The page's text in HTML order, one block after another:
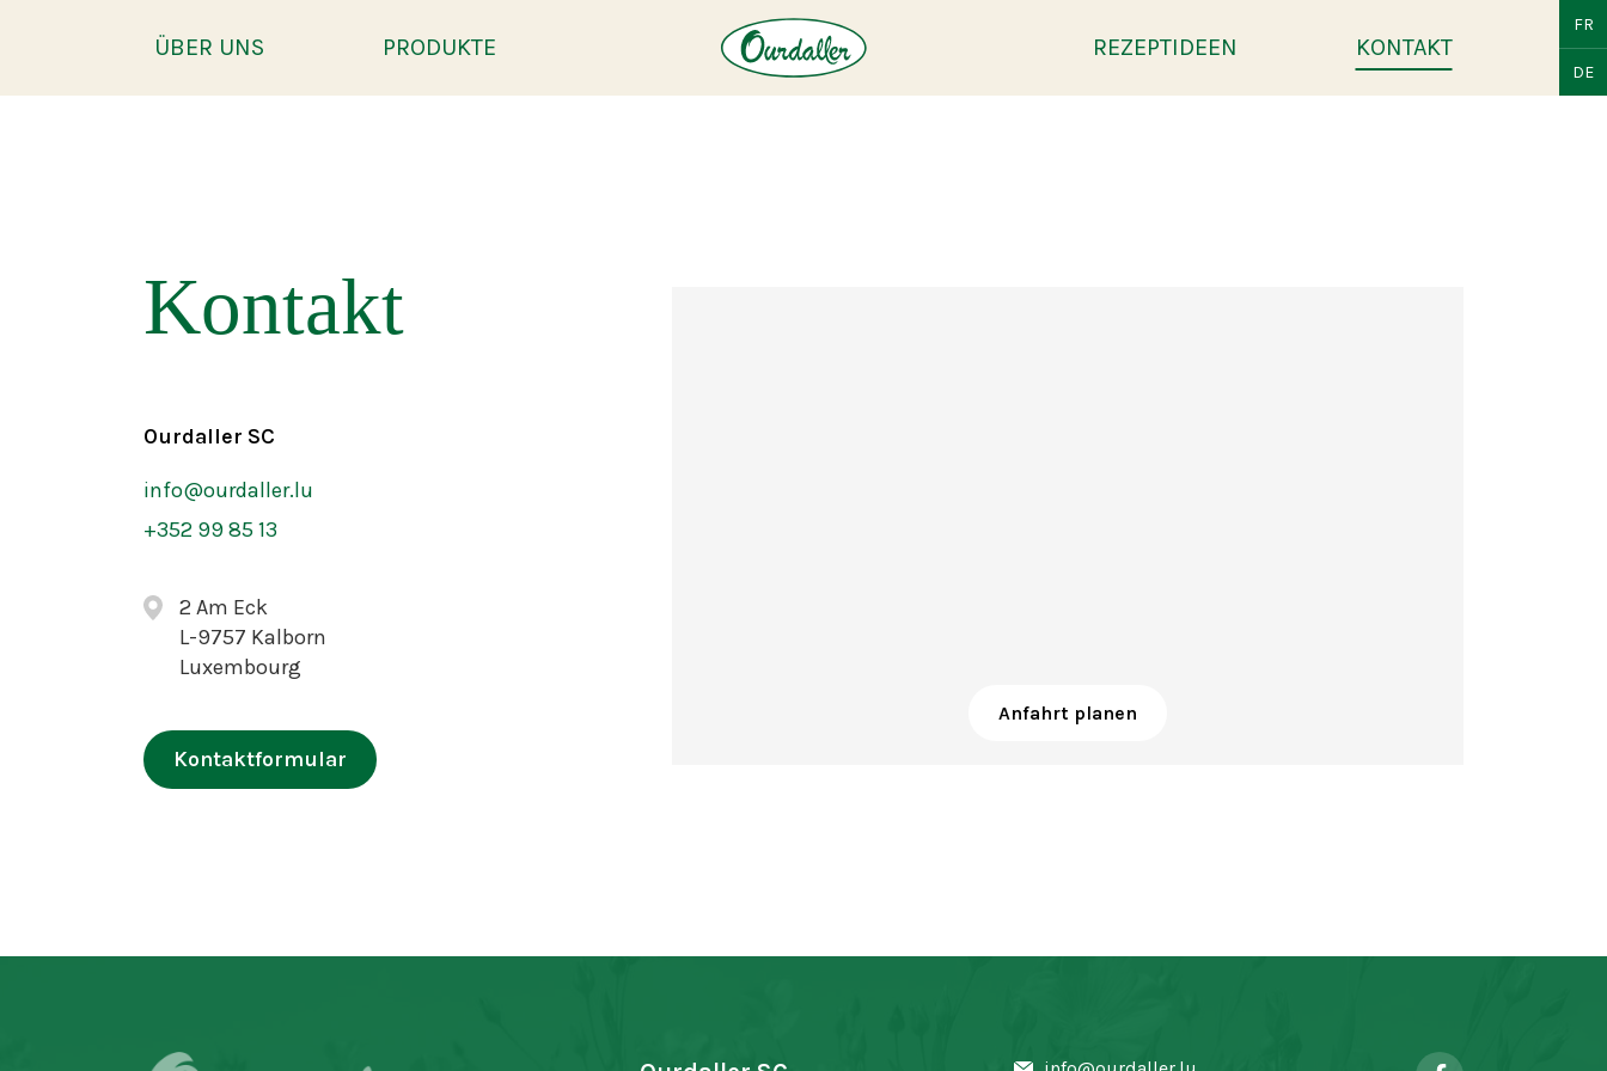
ÜBER UNS PRODUKTE REZEPTIDEEN KONTAKT
DE
FR
Kontakt
Ourdaller SC
info@ourdaller.lu
+352 99 85 13
2 Am Eck
L-9757 Kalborn
Luxembourg
Kontaktformular
Anfahrt planen